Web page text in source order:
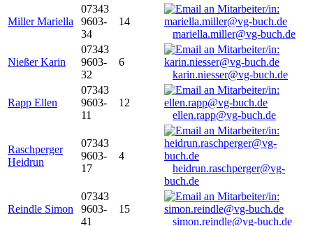
Miller Mariella
07343
9603-
34
14
mariella.miller@vg-buch.de
Nießer Karin
07343
9603-
32
6
karin.niesser@vg-buch.de
Rapp Ellen
07343
9603-
11
12
ellen.rapp@vg-buch.de
Raschperger
Heidrun
07343
9603-
17
4
heidrun.raschperger@vg-
buch.de
Reindle Simon
07343
9603-
41
15
simon.reindle@vg-buch.de